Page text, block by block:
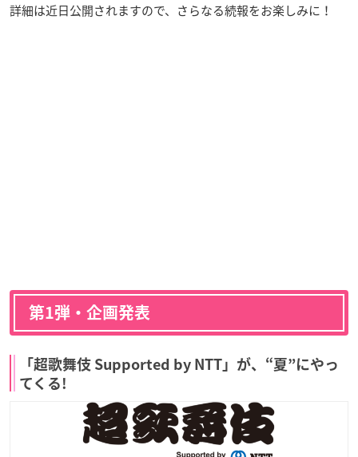
詳細は近日公開されますので、さらなる続報をお楽しみに！
第1弾・企画発表
「超歌舞伎 Supported by NTT」が、“夏”にやっ
てくる!